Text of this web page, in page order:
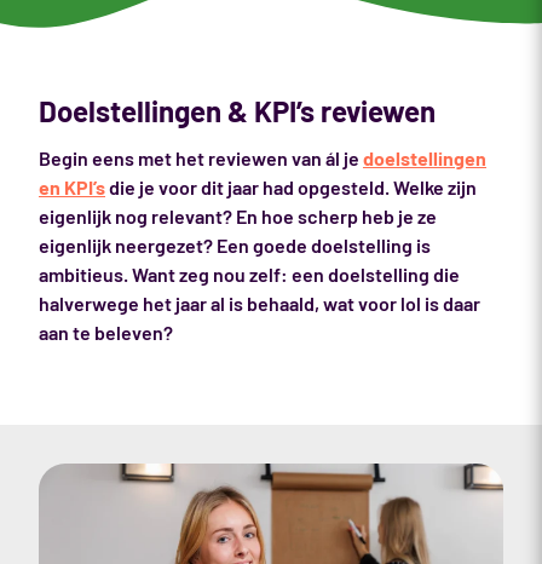
Doelstellingen & KPI’s reviewen
Begin eens met het reviewen van ál je doelstellingen
en KPI’sdie je voor dit jaar had opgesteld. Welke zijn
eigenlijk nog relevant? En hoe scherp heb je ze
eigenlijk neergezet? Een goede doelstelling is
ambitieus. Want zeg nou zelf: een doelstelling die
halverwege het jaar al is behaald, wat voor lol is daar
aan te beleven?